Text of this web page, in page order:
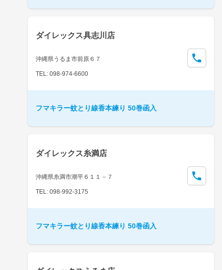
ダイレックス具志川店
沖縄県うるま市前原６７
TEL: 098-974-6600
フマキラー蚊とり線香本練り 50巻函入
ダイレックス糸満店
沖縄県糸満市潮平６１１－７
TEL: 098-992-3175
フマキラー蚊とり線香本練り 50巻函入